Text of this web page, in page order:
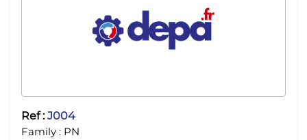
Ref :J004
Family : PN